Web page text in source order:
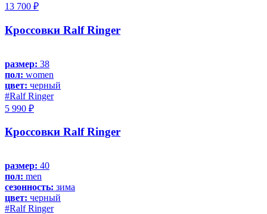
13 700 ₽
Кроссовки Ralf Ringer
размер: 38
пол: women
цвет: черный
#Ralf Ringer
5 990 ₽
Кроссовки Ralf Ringer
размер: 40
пол: men
сезонность: зима
цвет: черный
#Ralf Ringer